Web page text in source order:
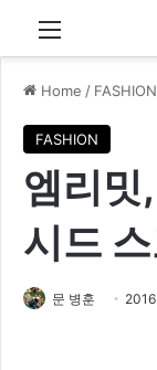
Home / FASHION
FASHION
엠리밋
시드
문 병훈